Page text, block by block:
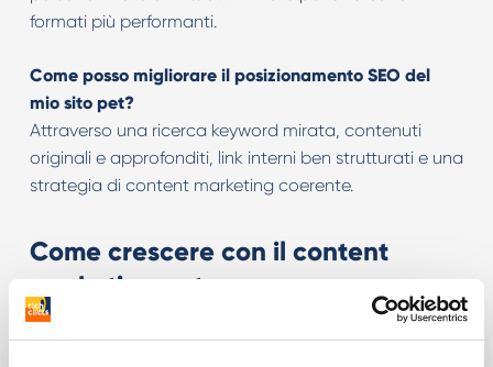
formati più performanti.
Come posso migliorare il posizionamento SEO del
mio sito pet?
Attraverso una ricerca keyword mirata, contenuti
originali e approfonditi, link interni ben strutturati e una
strategia di content marketing coerente.
Come crescere con il content
marketing pet